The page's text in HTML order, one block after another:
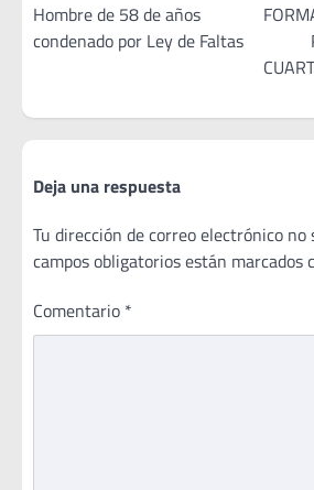
de
entradas
Hombre de 58 de años
condenado por Ley de Faltas
Deja una respuesta
Tu dirección de correo electrónico no
campos obligatorios están marcados
Comentario *